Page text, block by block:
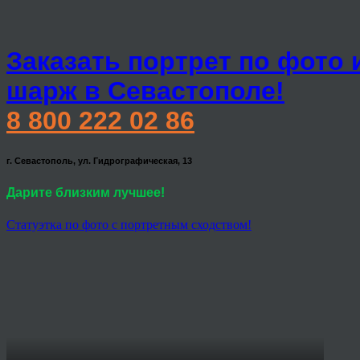
Заказать портрет по фото
шарж в Севастополе!
8 800 222 02 86
г. Севастополь, ул. Гидрографическая, 13
Дарите близким лучшее!
Статуэтка по фото с портретным сходством!